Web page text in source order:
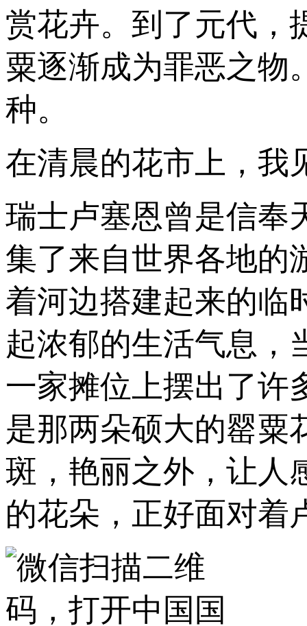
赏花卉。到了元代，
粟逐渐成为罪恶之物
种。
在清晨的花市上，我
瑞士卢塞恩曾是信奉
集了来自世界各地的
着河边搭建起来的临
起浓郁的生活气息，
一家摊位上摆出了许
是那两朵硕大的罂粟
斑，艳丽之外，让人
的花朵，正好面对着